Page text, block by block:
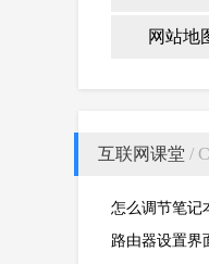
网站地
互联网课堂 /
怎么调节笔记
路由器设置界